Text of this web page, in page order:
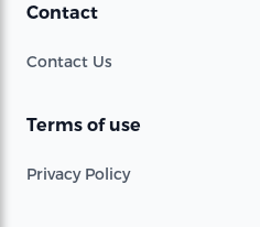
Contact
Contact Us
Terms of use
Privacy Policy